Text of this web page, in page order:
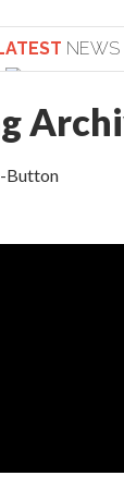
NEWS
Lepădarea de
Academia